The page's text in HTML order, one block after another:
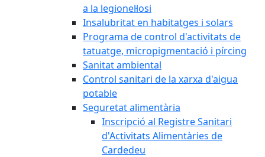
a la legionel·losi
Insalubritat en habitatges i solars
Programa de control d'activitats de
tatuatge, micropigmentació i pírcing
Sanitat ambiental
Control sanitari de la xarxa d'aigua
potable
Seguretat alimentària
Inscripció al Registre Sanitari
d'Activitats Alimentàries de
Cardedeu